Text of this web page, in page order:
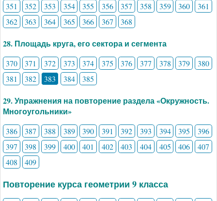
351 352 353 354 355 356 357 358 359 360
361
362
363 364 365 366 367 368
28. Площадь круга, его сектора и сегмента
370 371 372 373 374 375 376 377 378 379
380
381
382 383 384 385
29. Упражнения на повторение раздела «Окружность.
Многоугольники»
386 387 388 389 390 391 392 393 394 395
396
397
398 399 400 401 402 403 404 405 406
407
408
409
Повторение курса геометрии 9 класса